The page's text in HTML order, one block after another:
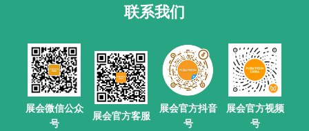
联系我们
展会微信公众
号
展会官方客服
展会官方抖音
号
展会官方视频
号